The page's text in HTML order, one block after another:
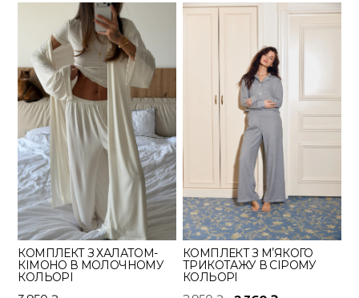
КОМПЛЕКТ З ХАЛАТОМ-
КІМОНО В МОЛОЧНОМУ
КОЛЬОРІ
КОМПЛЕКТ З МʼЯКОГО
ТРИКОТАЖУ В СІРОМУ
КОЛЬОРІ